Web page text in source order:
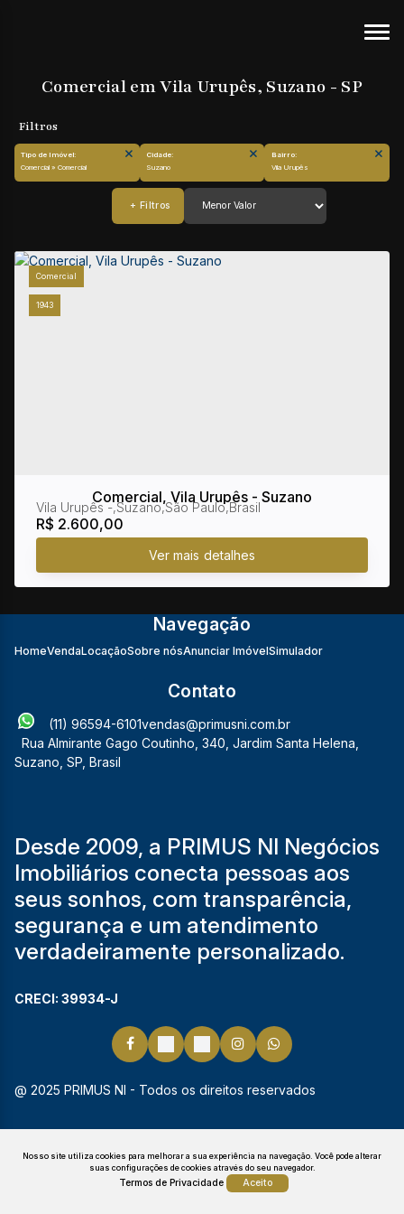
Nosso site utiliza cookies para melhorar a sua experiência na navegação. Você pode alterar
suas configurações de cookies através do seu navegador.
Termos de Privacidade Aceito
Comercial em Vila Urupês, Suzano - SP
Tipo de Imóvel:
Cidade:
Suzano
Bairro:
Vila Urupês
1943
Comercial
Comercial, Vila Urupês - Suzano
R$ 2.600,00
Vila Urupês ,Suzano,São Paulo,Brasil
Navegação
HomeVendaLocaçãoSobre nósAnunciar ImóvelSimulador
Contato
(11) 96594-6101vendas@primusni.com.br
Rua Almirante Gago Coutinho 340 Jardim Santa Helena
Suzano SP Brasil
Desde 2009, a PRIMUS NI Negócios
Imobiliários conecta pessoas aos
seus sonhos, com transparência,
segurança e um atendimento
verdadeiramente personalizado.
CRECI: 39934-J
@ 2025 PRIMUS NI - Todos os direitos reservados